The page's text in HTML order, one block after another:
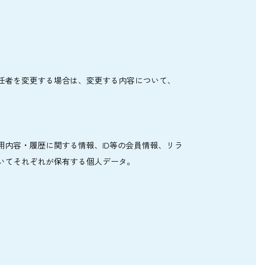
を変更する場合は、変更する内容について、
容・履歴に関する情報、ID等の会員情報、リラ
それぞれが保有する個人データ。